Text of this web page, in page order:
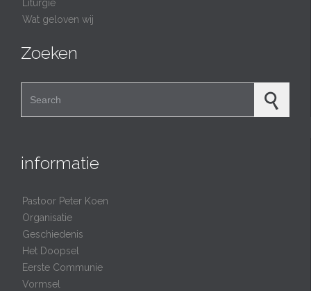
Liturgie
Wat geloven wij
Zoeken
informatie
Pastoor Peter Koen
Organisatie
Geschiedenis
Het Doopsel
Eerste Communie
Vormsel